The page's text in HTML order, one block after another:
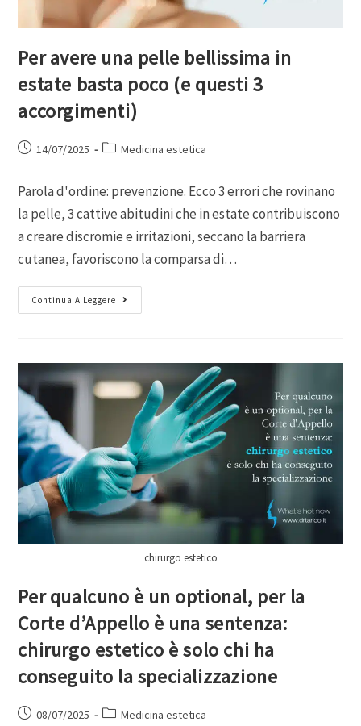
Per avere una pelle bellissima in
estate basta poco (e questi 3
accorgimenti)
14/07/2025 Medicina estetica
Parola d'ordine: prevenzione. Ecco 3 errori che rovinano
la pelle, 3 cattive abitudini che in estate contribuiscono
a creare discromie e irritazioni, seccano la barriera
cutanea, favoriscono la comparsa di…
Continua A Leggere
chirurgo estetico
Per qualcuno è un optional, per la
Corte d’Appello è una sentenza:
chirurgo estetico è solo chi ha
conseguito la specializzazione
08/07/2025 Medicina estetica